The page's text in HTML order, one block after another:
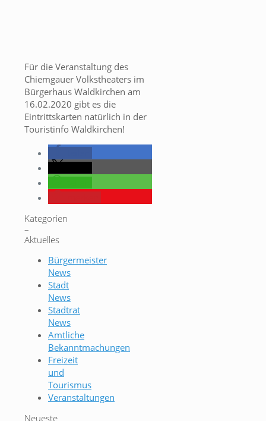
Für die Veranstaltung des
Chiemgauer Volkstheaters im
Bürgerhaus Waldkirchen am
16.02.2020 gibt es die
Eintrittskarten natürlich in der
Touristinfo Waldkirchen!
Kategorien
–
Aktuelles
Bürgermeister
News
Stadt
News
Stadtrat
News
Amtliche
Bekanntmachungen
Freizeit
und
Tourismus
Veranstaltungen
Neueste